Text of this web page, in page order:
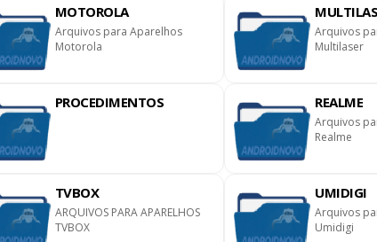
MOTOROLA
Arquivos para Aparelhos
Motorola
Arquivos
Multilaser
PROCEDIMENTOS REALME
Arquivos
Realme
TVBOX
ARQUIVOS PARA APARELHOS
TVBOX
UMIDIGI
Arquivos
Umidigi